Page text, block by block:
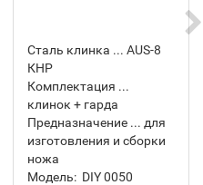
Сталь клинка ... AUS-8
КНР
Комплектация ...
клинок + гарда
Предназначение ... для
изготовления и сборки
ножа
Модель: DIY 0050